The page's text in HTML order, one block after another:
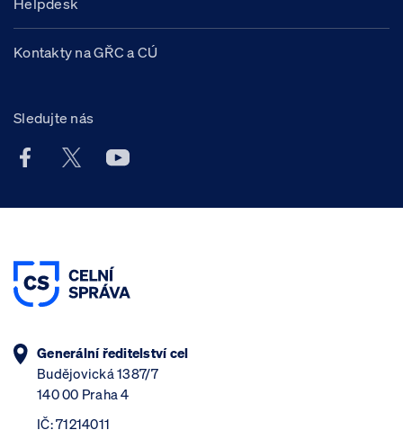
Helpdesk
Kontakty na GŘC a CÚ
Sledujte nás
Facebook účet Celní správy ČR
X účet Celní správy ČR
Youtube účet Celní správy ČR
Generální ředitelství cel
Budějovická 1387/7
140 00 Praha 4
IČ: 71214011